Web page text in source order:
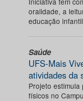
oralidade, a
educação infantil
Saúde
UFS-Mais
atividades da
Projeto
físicos no